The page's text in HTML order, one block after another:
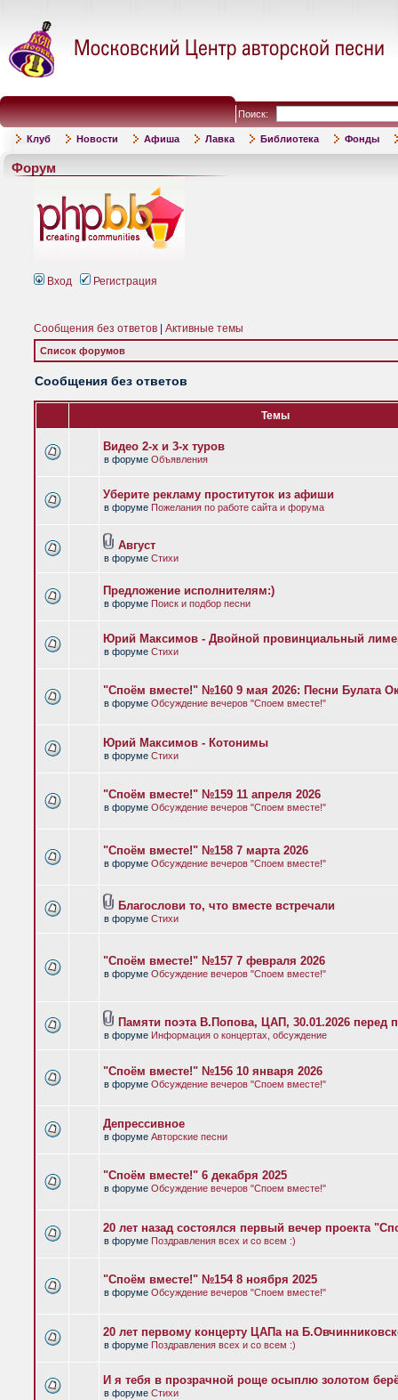
Поиск:
Клуб Новости Афиша Лавка Библиотека Фонды
Форум
Вход Регистрация
Сообщения без ответов Активные темы
Список форумов
Сообщения без ответов
Темы
Видео 2-х и 3-х туров
в форуме Объявления
Уберите рекламу проституток из афиши
в форуме Пожелания по работе сайта и форума
Август
в форуме Стихи
Предложение исполнителям:)
в форуме Поиск и подбор песни
Юрий Максимов - Двойной провинциальный
в форуме Стихи
"Споём вместе!" №160 9 мая 2026: Песни Булата
в форуме Обсуждение вечеров "Споем вместе!"
Юрий Максимов - Котонимы
в форуме Стихи
"Споём вместе!" №159 11 апреля 2026
в форуме Обсуждение вечеров "Споем вместе!"
"Споём вместе!" №158 7 марта 2026
в форуме Обсуждение вечеров "Споем вместе!"
Благослови то, что вместе встречали
в форуме Стихи
"Споём вместе!" №157 7 февраля 2026
в форуме Обсуждение вечеров "Споем вместе!"
Памяти поэта В.Попова, ЦАП, 30.01.2026 перед
в форуме Информация о концертах, обсуждение
"Споём вместе!" №156 10 января 2026
в форуме Обсуждение вечеров "Споем вместе!"
Депрессивное
в форуме Авторские песни
"Споём вместе!" 6 декабря 2025
в форуме Обсуждение вечеров "Споем вместе!"
20 лет назад состоялся первый вечер проекта
в форуме Поздравления всех и со всем :)
"Споём вместе!" №154 8 ноября 2025
в форуме Обсуждение вечеров "Споем вместе!"
20 лет первому концерту ЦАПа на
в форуме Поздравления всех и со всем :)
И я тебя в прозрачной роще осыплю золотом
в форуме Стихи